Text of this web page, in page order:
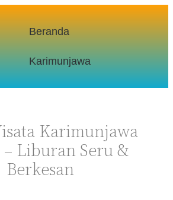
Beranda
Karimunjawa
Karimunjawa
Liburan Seru &
Berkesan